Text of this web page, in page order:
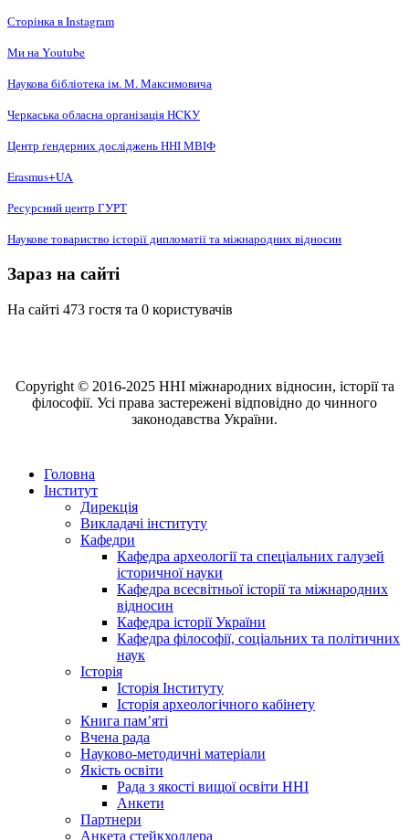
Сторінка в Instagram
Ми на Youtube
Наукова бібліотека ім. М. Максимовича
Черкаська обласна організація НCКУ
Центр ґендерних досліджень ННІ МВІФ
Erasmus+UA
Ресурсний центр ГУРТ
Наукове товариство історії дипломатії та міжнародних відносин
Зараз на сайті
На сайті 473 гостя та 0 користувачів
Copyright © 2016-2025 ННІ міжнародних відносин, історії та
філософії. Усі права застережені відповідно до чинного
законодавства України.
Головна
Інститут
Дирекція
Викладачі інституту
Кафедри
Кафедра археології та спеціальних галузей
історичної науки
Кафедра всесвітньої історії та міжнародних
відносин
Кафедра історії України
Кафедра філософії, соціальних та політичних
наук
Історія
Історія Інституту
Історія археологічного кабінету
Книга памʼяті
Вчена рада
Науково-методичні матеріали
Якість освіти
Рада з якості вищої освіти ННІ
Анкети
Партнери
Анкета стейкхолдера